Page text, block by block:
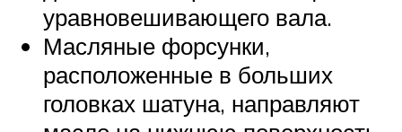
уравновешивающего вала.
Масляные форсунки,
расположенные в больших
головках шатуна, направляют